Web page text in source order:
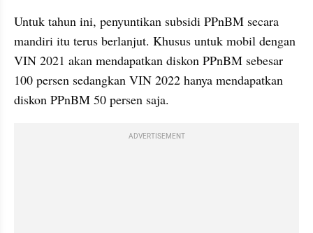
Untuk tahun ini, penyuntikan subsidi PPnBM secara
mandiri itu terus berlanjut. Khusus untuk mobil dengan
VIN 2021 akan mendapatkan diskon PPnBM sebesar
100 persen sedangkan VIN 2022 hanya mendapatkan
diskon PPnBM 50 persen saja.
ADVERTISEMENT